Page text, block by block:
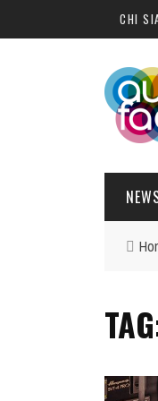
CHI
DJ